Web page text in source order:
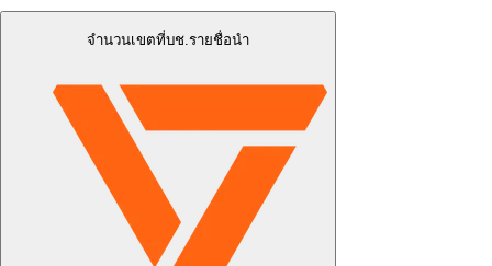
จำนวนเขตที่บช.รายชื่อนำ